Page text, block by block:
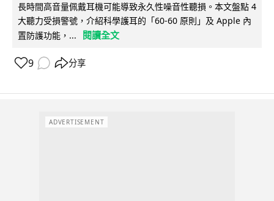
長時間高音量佩戴耳機可能導致永久性噪音性聽損。本文盤點 4
大聽力受損警號，介紹科學護耳的「60-60 原則」及 Apple 內
置防護功能，...
閱讀全文
9 分享
ADVERTISEMENT